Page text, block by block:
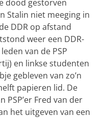
dood gestorven
Stalin niet meeging in
DDR op afstand
weer een DDR-
van de PSP
en linkse studenten
gebleven van zo’n
papieren lid. De
PSP’er Fred van der
het uitgeven van een